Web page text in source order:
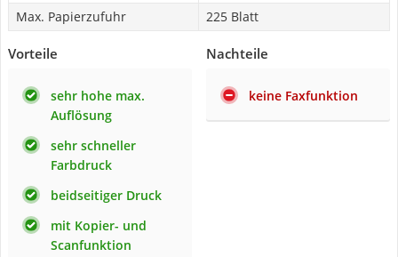
Max. Papierzufuhr
225 Blatt
Vorteile
sehr hohe max.
Auflösung
sehr schneller
Farbdruck
beidseitiger Druck
mit Kopier- und
Scanfunktion
Nachteile
keine Faxfunktion